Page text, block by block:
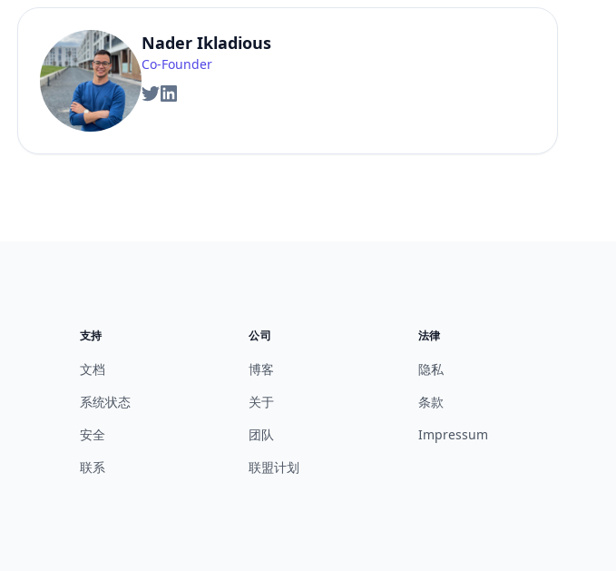
Nader Ikladious
Co-Founder
TwitterLinkedIn
支持
文档
系统状态
安全
联系
公司
博客
关于
团队
联盟计划
法律
隐私
条款
Impressum